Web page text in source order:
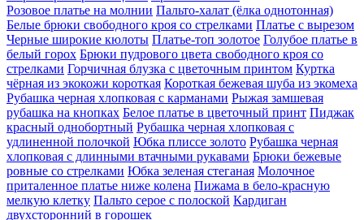
Розовое платье на молнии Пальто-халат (ёлка однотонная)
Белые брюки свободного кроя со стрелками Платье с вырезом
Черные широкие кюлоты Платье-топ золотое Голубое платье в
белый горох Брюки пудрового цвета свободного кроя со
стрелками Горчичная блузка с цветочным принтом Куртка
чёрная из экокожи короткая Короткая бежевая шуба из экомеха
Рубашка черная хлопковая с карманами Рыжая замшевая
рубашка на кнопках Белое платье в цветочный принт Пиджак
красный однобортный Рубашка черная хлопковая с
удлиненной полочкой Юбка плиссе золото Рубашка черная
хлопковая с длинными втачными рукавами Брюки бежевые
ровные со стрелками Юбка зеленая стеганая Молочное
приталенное платье ниже колена Пижама в бело-красную
мелкую клетку Пальто серое с полоской Кардиган
двухсторонний в горошек